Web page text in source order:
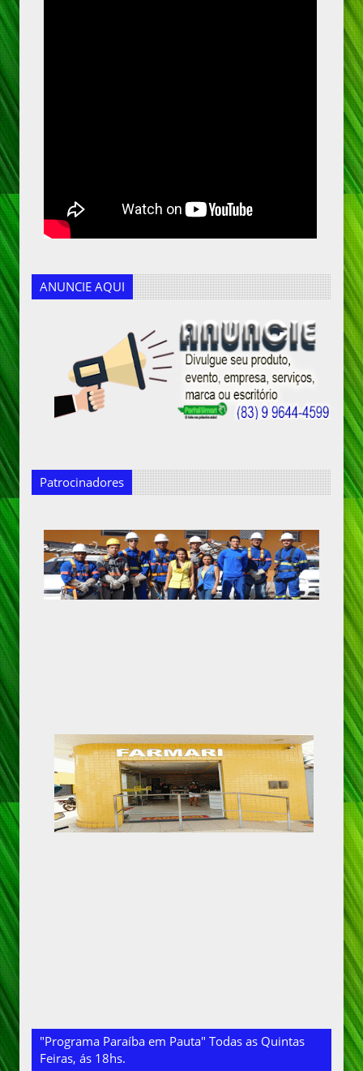
ANUNCIE AQUI
Patrocinadores
"Programa Paraíba em Pauta" Todas as Quintas
Feiras, ás 18hs.